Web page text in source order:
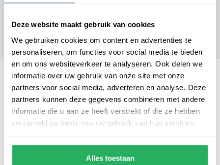
Deze website maakt gebruik van cookies
We gebruiken cookies om content en advertenties te
personaliseren, om functies voor social media te bieden
en om ons websiteverkeer te analyseren. Ook delen we
informatie over uw gebruik van onze site met onze
partners voor social media, adverteren en analyse. Deze
partners kunnen deze gegevens combineren met andere
informatie die u aan ze heeft verstrekt of die ze hebben
verzameld op basis van uw gebruik van hun services.
Alles toestaan
Veelgestelde vragen
kerstverlichting?